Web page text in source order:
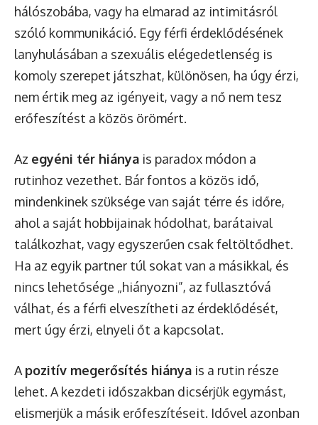
hálószobába, vagy ha elmarad az intimitásról
szóló kommunikáció. Egy férfi érdeklődésének
lanyhulásában a szexuális elégedetlenség is
komoly szerepet játszhat, különösen, ha úgy érzi,
nem értik meg az igényeit, vagy a nő nem tesz
erőfeszítést a közös örömért.
Az egyéni tér hiánya is paradox módon a
rutinhoz vezethet. Bár fontos a közös idő,
mindenkinek szüksége van saját térre és időre,
ahol a saját hobbijainak hódolhat, barátaival
találkozhat, vagy egyszerűen csak feltöltődhet.
Ha az egyik partner túl sokat van a másikkal, és
nincs lehetősége „hiányozni”, az fullasztóvá
válhat, és a férfi elveszítheti az érdeklődését,
mert úgy érzi, elnyeli őt a kapcsolat.
A pozitív megerősítés hiánya is a rutin része
lehet. A kezdeti időszakban dicsérjük egymást,
elismerjük a másik erőfeszítéseit. Idővel azonban